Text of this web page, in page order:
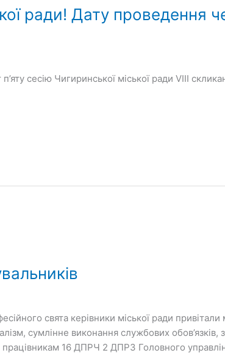
ради! Дату проведення
сесію Чигиринської міської ради VIІІ
свята керівники міської ради
сумлінне виконання службових обов’язків,
16 ДПРЧ 2 ДПРЗ Головного